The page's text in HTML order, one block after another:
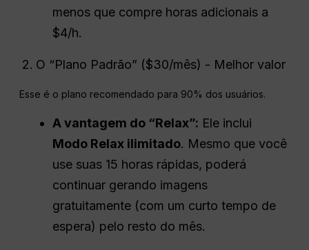
menos que compre horas adicionais a
$4/h.
O “Plano Padrão” ($30/mês) - Melhor valor
Esse é o plano recomendado para 90% dos usuários.
A vantagem do “Relax”: Ele inclui
Modo Relax ilimitado. Mesmo que você
use suas 15 horas rápidas, poderá
continuar gerando imagens
gratuitamente (com um curto tempo de
espera) pelo resto do mês.